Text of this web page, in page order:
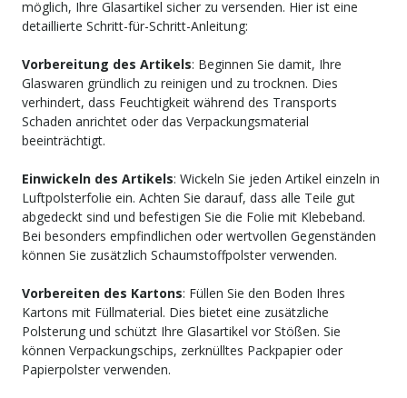
möglich, Ihre Glasartikel sicher zu versenden. Hier ist eine
detaillierte Schritt-für-Schritt-Anleitung:
Vorbereitung des Artikels: Beginnen Sie damit, Ihre
Glaswaren gründlich zu reinigen und zu trocknen. Dies
verhindert, dass Feuchtigkeit während des Transports
Schaden anrichtet oder das Verpackungsmaterial
beeinträchtigt.
Einwickeln des Artikels: Wickeln Sie jeden Artikel einzeln in
Luftpolsterfolie ein. Achten Sie darauf, dass alle Teile gut
abgedeckt sind und befestigen Sie die Folie mit Klebeband.
Bei besonders empfindlichen oder wertvollen Gegenständen
können Sie zusätzlich Schaumstoffpolster verwenden.
Vorbereiten des Kartons: Füllen Sie den Boden Ihres
Kartons mit Füllmaterial. Dies bietet eine zusätzliche
Polsterung und schützt Ihre Glasartikel vor Stößen. Sie
können Verpackungschips, zerknülltes Packpapier oder
Papierpolster verwenden.